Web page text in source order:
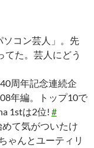
コン芸人」。先
てた。芸人にどう
周年記念連続企
年編。トップ10で
1stは2位! #
て気がついたけ
ゃんとユーティリ